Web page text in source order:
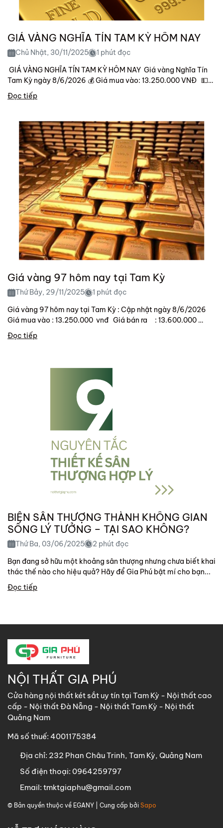
GIÁ VÀNG NGHĨA TÍN TAM KỲ HÔM NAY
Chủ Nhật, 30/11/2025
1 phút đọc
GIÁ VÀNG NGHĨA TÍN TAM KỲ HÔM NAY Giá vàng Nghĩa Tín
Tam Kỳ ngày 8/6/2026 💰 Giá mua vào: 13.250.000 VNĐ 💵
Giá bán ra: 13.600.000 VNĐ Lưu ý...
Đọc tiếp
Giá vàng 97 hôm nay tại Tam Kỳ
Thứ Bảy, 29/11/2025
1 phút đọc
Giá vàng 97 hôm nay tại Tam Kỳ : Cập nhật ngày 8/6/2026
Giá mua vào : 13.250.000 vnđ Giá bán ra : 13.600.000
vnđ Lưu ý : Giá...
Đọc tiếp
BIẾN SÂN THƯỢNG THÀNH KHÔNG GIAN
SỐNG LÝ TƯỞNG – TẠI SAO KHÔNG?
Thứ Ba, 03/06/2025
2 phút đọc
Bạn đang sở hữu một khoảng sân thượng nhưng chưa biết khai
thác thế nào cho hiệu quả? Hãy để Gia Phú bật mí cho bạn...
Đọc tiếp
NỘI THẤT GIA PHÚ
Cửa hàng nội thất két sắt uy tín tại Tam Kỳ - Nội thất cao
cấp - Nội thất Đà Nẵng - Nội thất Tam Kỳ - Nội thất
Quảng Nam
Mã số thuế: 4001175384
Địa chỉ: 232 Phan Châu Trinh, Tam Kỳ, Quảng Nam
Số điện thoại: 0964259797
Email: tmktgiaphu@gmail.com
© Bản quyền thuộc về EGANY | Cung cấp bởi Sapo